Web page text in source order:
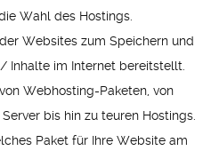
Wahl des Hostings.
Websites zum Speichern und
Inhalte im Internet bereitstellt.
Webhosting-Paketen, von
bis hin zu teuren Hostings.
Paket für Ihre Website am